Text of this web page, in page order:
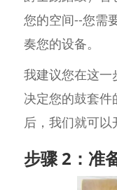
您的空间--您需
奏您的设备。
我建议您在这一
决定您的鼓套
后，我们就可以
步骤 2：准